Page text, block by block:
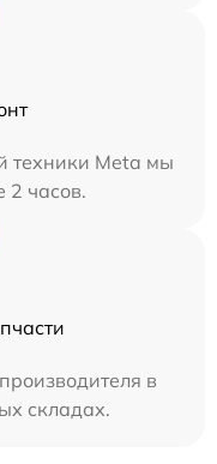
техники Meta мы
2 часов.
в
складах.